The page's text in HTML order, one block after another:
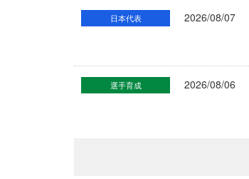
日本代表 2026/08/07
選手育成 2026/08/06